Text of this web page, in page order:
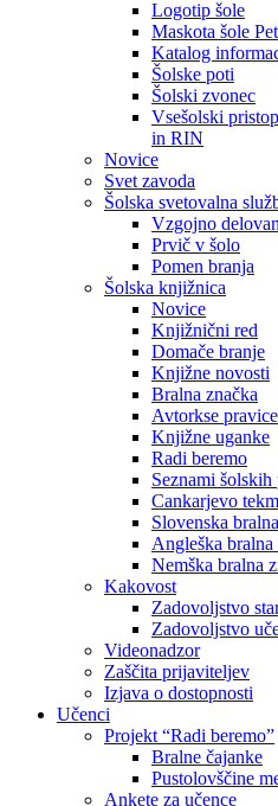
Logotip šole
Maskota šole
Katalog
Šolske poti
Šolski zvonec
Vsešolski
in RIN
Novice
Svet zavoda
Šolska svetovalna
Vzgojno
Prvič v šolo
Pomen branja
Šolska knjižnica
Novice
Knjižnični red
Domače branje
Knjižne novosti
Bralna značka
Avtorkse pravice
Knjižne uganke
Radi beremo
Seznami šolskih
Cankarjevo
Slovenska
Angleška bralna
Nemška bralna
Kakovost
Zadovoljstvo
Zadovoljstvo
Videonadzor
Zaščita prijaviteljev
Izjava o dostopnosti
Učenci
Projekt “Radi beremo”
Bralne čajanke
Pustolovščine
Ankete za učence